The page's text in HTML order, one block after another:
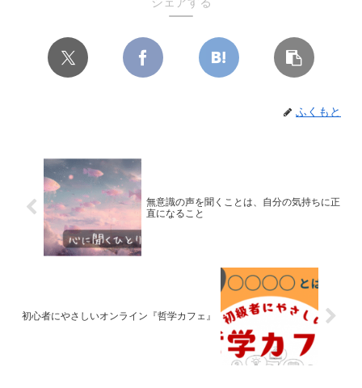
ふくもと
無意識の声を聞くことは、自分の気持ちに正
直になること
初心者にやさしいオンライン『哲学カフェ』